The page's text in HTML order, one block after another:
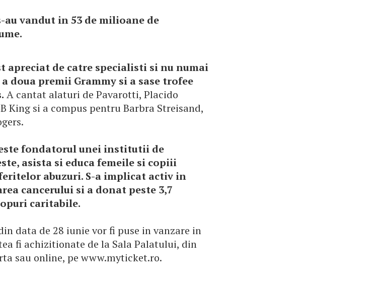
vandut in 53 de milioane de
de catre specialisti si nu numai
doua premii Grammy si a sase trofee
A cantat alaturi de Pavarotti, Placido
King si a compus pentru Barbra Streisand,
fondatorul unei institutii de
asista si educa femeile si copiii
abuzuri. S-a implicat activ in
cancerului si a donat peste 3,7
caritabile.
data de 28 iunie vor fi puse in vanzare in
fi achizitionate de la Sala Palatului, din
sau online, pe www.myticket.ro.